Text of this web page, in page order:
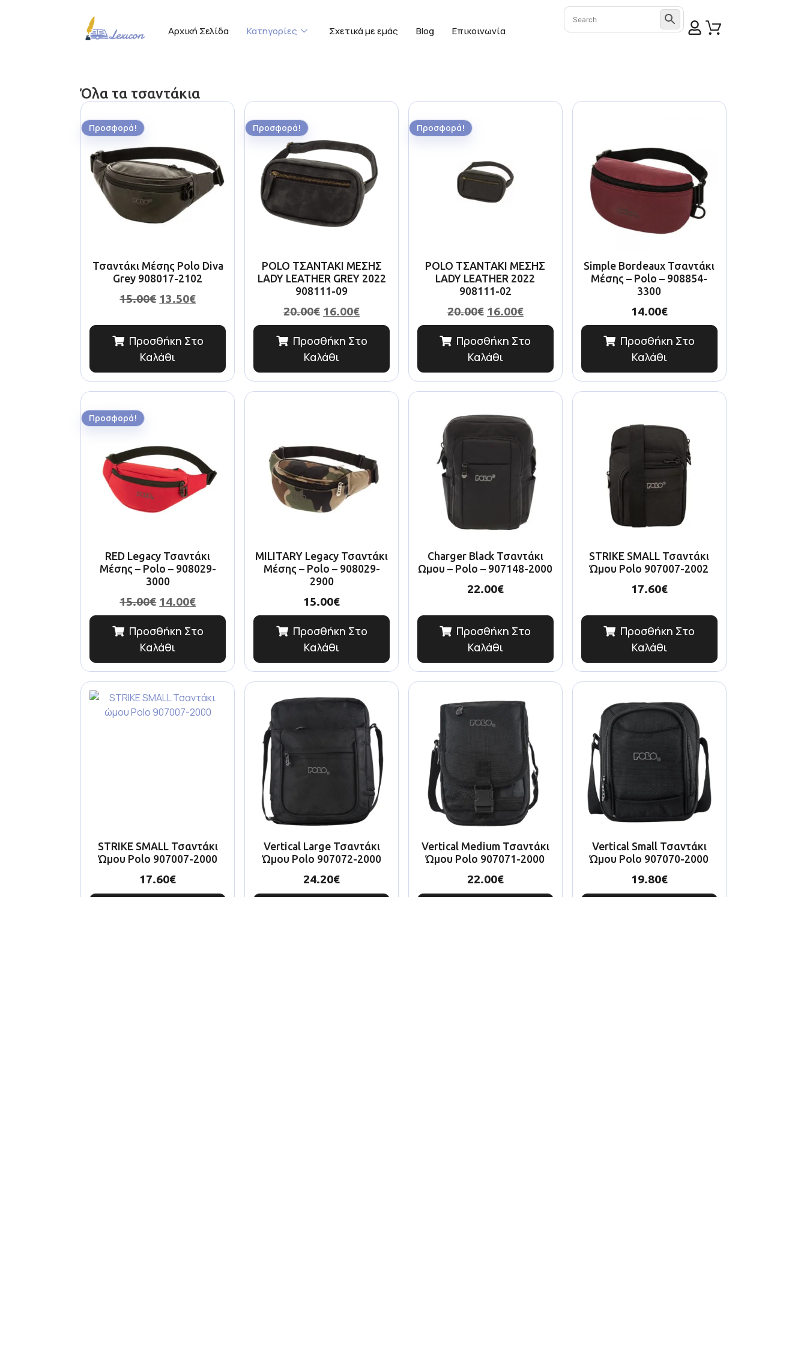
Αρχική Σελίδα Κατηγορίες Σχετικά με εμάς Blog Επικοινωνία
Όλα τα τσαντάκια
Προσφορά!
Τσαντάκι Μέσης Polo Diva
Grey 908017-2102
15.00€ 13.50€
Προσθήκη Στο
Καλάθι
Προσφορά!
POLO ΤΣΑΝΤΑΚΙ ΜΕΣΗΣ
LADY LEATHER GREY 2022
908111-09
20.00€ 16.00€
Προσθήκη Στο
Καλάθι
Προσφορά!
POLO ΤΣΑΝΤΑΚΙ ΜΕΣΗΣ
LADY LEATHER 2022
908111-02
20.00€ 16.00€
Προσθήκη Στο
Καλάθι
Simple Bordeaux Τσαντάκι
Μέσης – Polo – 908854-
3300
14.00€
Προσθήκη Στο
Καλάθι
Προσφορά!
RED Legacy Τσαντάκι
Μέσης – Polo – 908029-
3000
15.00€ 14.00€
Προσθήκη Στο
Καλάθι
MILITARY Legacy Τσαντάκι
Μέσης – Polo – 908029-
2900
15.00€
Προσθήκη Στο
Καλάθι
Charger Black Τσαντάκι
Ωμου – Polo – 907148-2000
22.00€
Προσθήκη Στο
Καλάθι
STRIKE SMALL Τσαντάκι
Ώμου Polo 907007-2002
17.60€
Προσθήκη Στο
Καλάθι
STRIKE SMALL Τσαντάκι
Ώμου Polo 907007-2000
17.60€
Vertical Large Τσαντάκι
Ώμου Polo 907072-2000
24.20€
Vertical Medium Τσαντάκι
Ώμου Polo 907071-2000
22.00€
Vertical Small Τσαντάκι
Ώμου Polo 907070-2000
19.80€